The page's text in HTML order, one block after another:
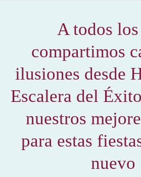
A todos
compartimos
ilusiones desde
Escalera del
nuestros
para estas
nuevo